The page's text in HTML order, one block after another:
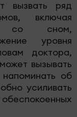
вызвать ряд
включая
со сном,
уровня
доктора,
вызывать
об
усиливать